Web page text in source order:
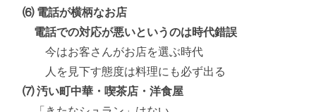
⑹ 電話が横柄なお店
電話での対応が悪いというのは時代錯誤
今はお客さんがお店を選ぶ時代
人を見下す態度は料理にも必ず出る
⑺ 汚い町中華・喫茶店・洋食屋